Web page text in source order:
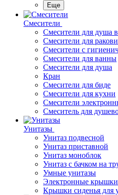
Еще
Смесители
Смесители для душа
Смесители для
Смесители с
Смесители для ванны
Смесители для душа
Кран
Смесители для биде
Смесители для кухни
Смесители
Смеситель для
Унитазы
Унитаз подвесной
Унитаз приставной
Унитаз моноблок
Унитаз с бачком на
Умные унитазы
Электронные
Крышки сиденья для